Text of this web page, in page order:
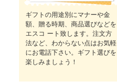
ギフトの用途別にマナーや金
額、贈る時期、商品選びなどを
エスコ ート致します。注文方
法など、わからない点はお気軽
にお電話下さい。ギフト選びを
楽しみましょう！